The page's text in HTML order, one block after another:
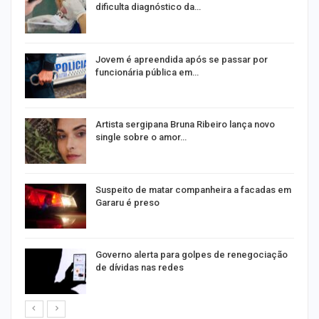
dificulta diagnóstico da…
Jovem é apreendida após se passar por
funcionária pública em…
Artista sergipana Bruna Ribeiro lança novo
single sobre o amor…
Suspeito de matar companheira a facadas em
Gararu é preso
Governo alerta para golpes de renegociação
de dívidas nas redes